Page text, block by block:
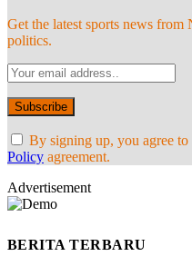
Get the latest sports news from
politics.
By signing up, you agree
Policy agreement.
Advertisement
BERITA TERBARU